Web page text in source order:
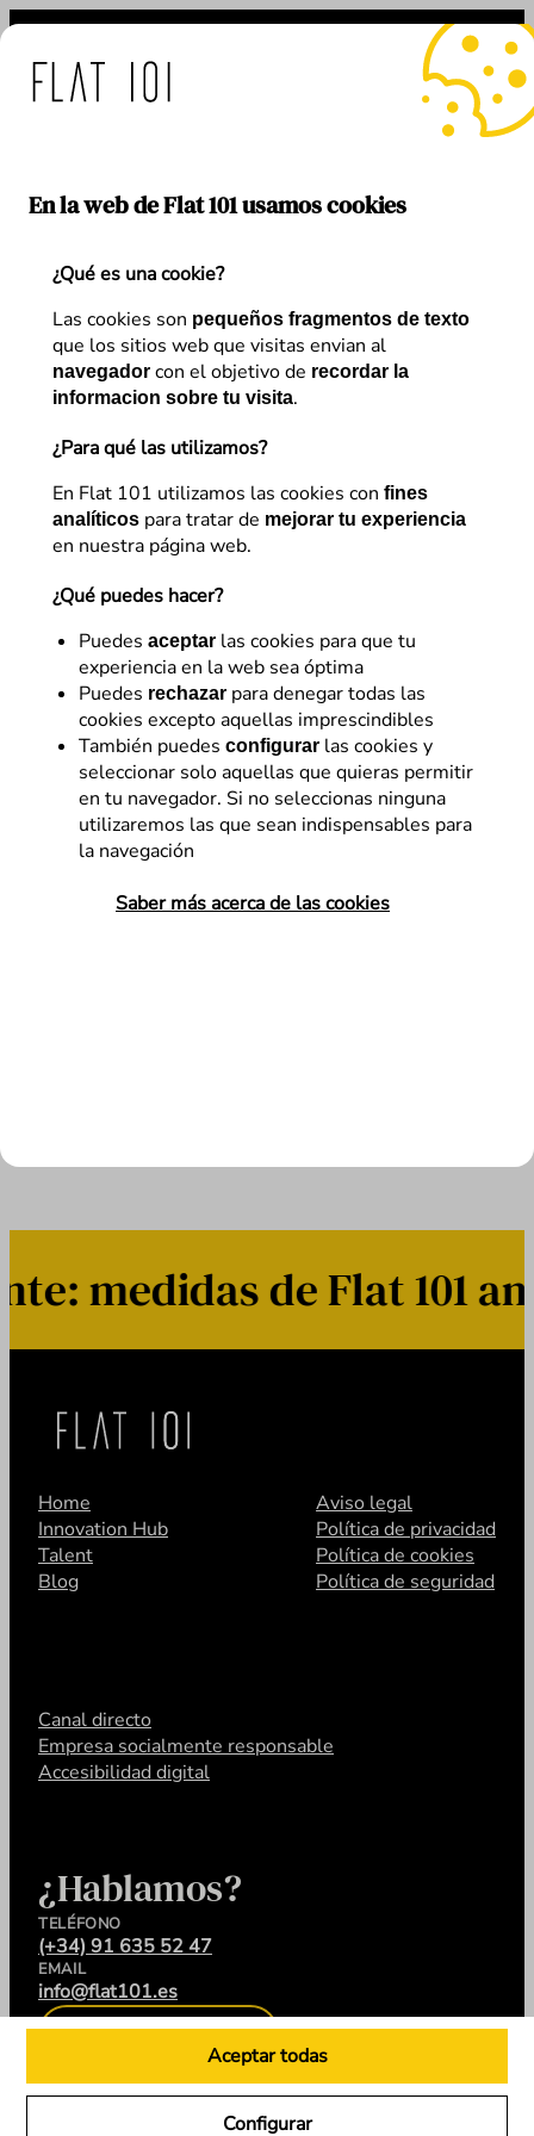
En la web de Flat 101 usamos cookies
¿Qué es una cookie?
Las cookies son pequeños fragmentos de texto
que los sitios web que visitas envian al
navegador con el objetivo de recordar la
informacion sobre tu visita.
¿Para qué las utilizamos?
En Flat 101 utilizamos las cookies con fines
analíticos para tratar de mejorar tu experiencia
en nuestra página web.
¿Qué puedes hacer?
Puedes aceptar las cookies para que tu
experiencia en la web sea óptima
Puedes rechazar para denegar todas las
cookies excepto aquellas imprescindibles
También puedes configurar las cookies y
seleccionar solo aquellas que quieras permitir
en tu navegador. Si no seleccionas ninguna
utilizaremos las que sean indispensables para
la navegación
Saber más acerca de las cookies
Configurar
Aceptar todas
Saltar
contenido
Etiqueta:paid traffic
SEM Somos Flat
Flat 101, gran referencia
creativa española según
Google
Flat 101 es una de las siete agencias
medidas de Flat 101
Home
Innovation Hub
Talent
Blog
Aviso legal
Política de privacidad
Política de cookies
Política de seguridad
Canal directo
Empresa socialmente responsable
Accesibilidad digital
¿Hablamos?
TELÉFONO
(+34) 91 635 52 47
EMAIL
info@flat101.es
CONTACTA